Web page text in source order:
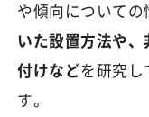
や傾向についての
いた設置方法や
付けなどを研究
す。